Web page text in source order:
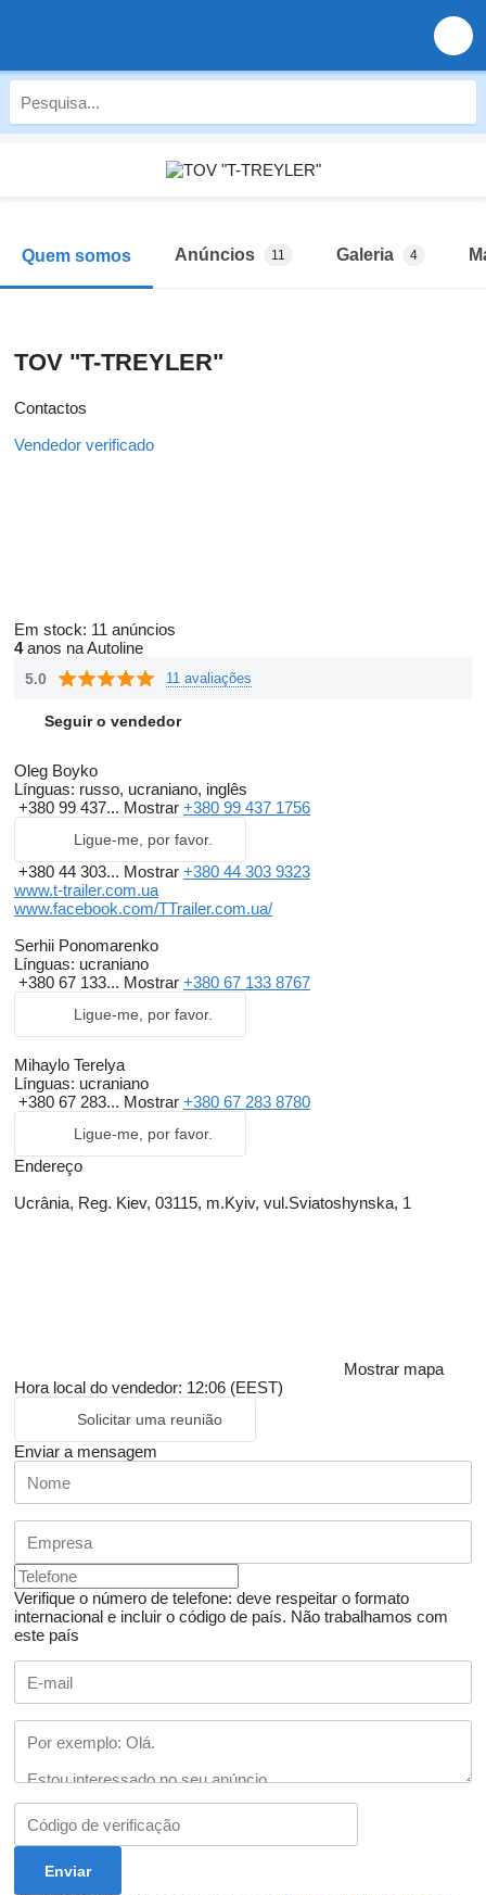
Quem somos Anúncios 11 Galeria 4
TOV "T-TREYLER"
Contactos
Vendedor verificado
Em stock: 11 anúncios
4anos na Autoline
5.0 11 avaliações
Seguir o vendedor
Oleg Boyko
Línguas: russo, ucraniano, inglês
+380 99 437... Mostrar +380 99 437 1756
Ligue-me, por favor.
+380 44 303... Mostrar +380 44 303 9323
www.t-trailer.com.ua
www.facebook.com/TTrailer.com.ua/
Serhii Ponomarenko
Línguas: ucraniano
+380 67 133... Mostrar +380 67 133 8767
Ligue-me, por favor.
Mihaylo Terelya
Línguas: ucraniano
+380 67 283... Mostrar +380 67 283 8780
Ligue-me, por favor.
Endereço
Ucrânia, Reg. Kiev, 03115, m.Kyiv, vul.Sviatoshynska, 1
Mostrar mapa
Hora local do vendedor: 12:06 (EEST)
Solicitar uma reunião
Enviar a mensagem
Verifique o número de telefone: deve respeitar o formato
internacional e incluir o código de país. Não trabalhamos com
este país